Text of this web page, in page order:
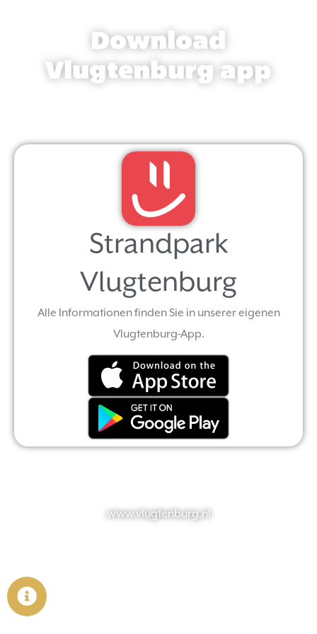
Download
Vlugtenburg app
Strandpark
Vlugtenburg
Alle Informationen finden Sie in unserer eigenen
Vlugtenburg-App.
www.vlugtenburg.nl